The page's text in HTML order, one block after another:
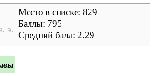
э.
Место в списке: 829
Баллы: 795
Средний балл: 2.29